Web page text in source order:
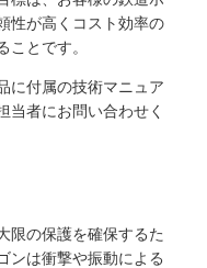
性が高くコスト効率の
とです。
に付属の技術マニュア
当者にお問い合わせく
限の保護を確保するた
ンは衝撃や振動による